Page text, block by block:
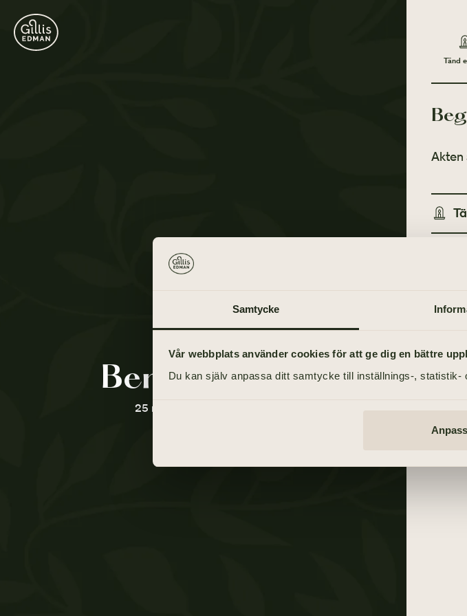
Samtycke
Vår webbplats använder cookies för att ge dig en bättre
Du kan själv anpassa ditt samtycke till inställnings-,
Ben Candelin
25 maj 1968 - 18 mars 2021
Tänd
Akten